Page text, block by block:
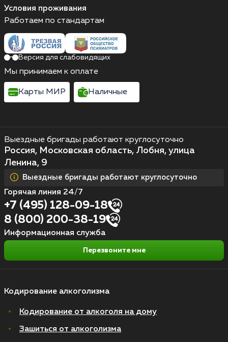
Условия проживания
Кодирование алкоголизма
Кодирование от алкоголя на дому
Зашиться от алкоголизма
Выездные бригады работают круглосуточно
Россия, Московская область, Лобня, улица
Ленина, 9
Выездные бригады работают круглосуточно
Горячая линия 24/7
+7 (495) 128-09-18
8 (800) 200-38-19
Информационная служба
Перезвоните мне
Работаем по стандартам
Версия для слабовидящих
Мы принимаем к оплате
Карты МИР Наличные